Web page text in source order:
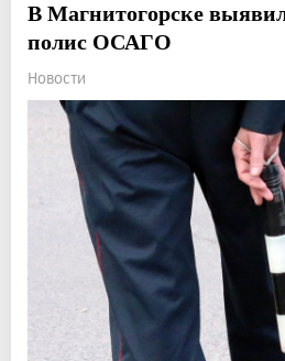
В Магнитогорске
полис ОСАГО
Новости